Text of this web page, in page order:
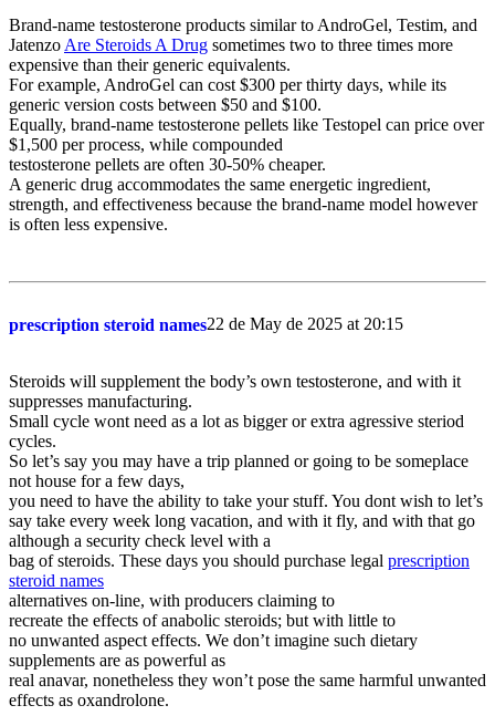
Brand-name testosterone products similar to AndroGel, Testim, and
Jatenzo Are Steroids A Drug sometimes two to three times more
expensive than their generic equivalents.
For example, AndroGel can cost $300 per thirty days, while its
generic version costs between $50 and $100.
Equally, brand-name testosterone pellets like Testopel can price over
$1,500 per process, while compounded
testosterone pellets are often 30-50% cheaper.
A generic drug accommodates the same energetic ingredient,
strength, and effectiveness because the brand-name model however
is often less expensive.
prescription steroid names22 de May de 2025 at 20:15
Steroids will supplement the body’s own testosterone, and with it
suppresses manufacturing.
Small cycle wont need as a lot as bigger or extra agressive steriod
cycles.
So let’s say you may have a trip planned or going to be someplace
not house for a few days,
you need to have the ability to take your stuff. You dont wish to let’s
say take every week long vacation, and with it fly, and with that go
although a security check level with a
bag of steroids. These days you should purchase legal prescription
steroid names
alternatives on-line, with producers claiming to
recreate the effects of anabolic steroids; but with little to
no unwanted aspect effects. We don’t imagine such dietary
supplements are as powerful as
real anavar, nonetheless they won’t pose the same harmful unwanted
effects as oxandrolone.